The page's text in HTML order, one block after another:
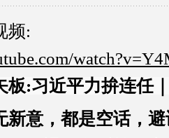
频:
板:习近平力拚连任
新意，都是空话，